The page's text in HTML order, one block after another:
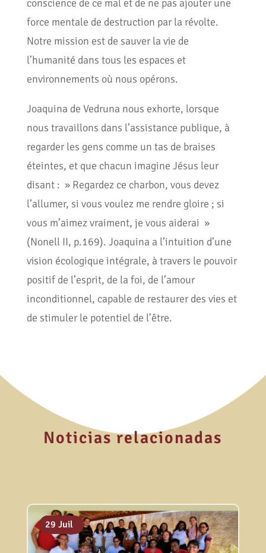
conscience de ce mal et de ne pas ajouter une
force mentale de destruction par la révolte.
Notre mission est de sauver la vie de
l’humanité dans tous les espaces et
environnements où nous opérons.
Joaquina de Vedruna nous exhorte, lorsque
nous travaillons dans l’assistance publique, à
regarder les gens comme un tas de braises
éteintes, et que chacun imagine Jésus leur
disant : » Regardez ce charbon, vous devez
l’allumer, si vous voulez me rendre gloire ; si
vous m’aimez vraiment, je vous aiderai »
(Nonell II, p.169). Joaquina a l’intuition d’une
vision écologique intégrale, à travers le pouvoir
positif de l’esprit, de la foi, de l’amour
inconditionnel, capable de restaurer des vies et
de stimuler le potentiel de l’être.
Noticias relacionadas
06 Août
31 Juil
29 Juil